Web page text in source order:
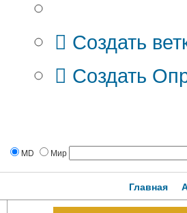
Создать
Создать
MD Мир
Главная